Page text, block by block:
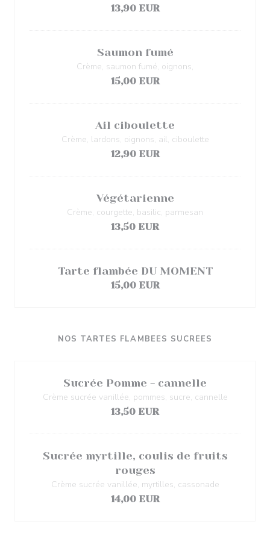
13,90 EUR
Saumon fumé
Crème, saumon fumé, oignons,
15,00 EUR
Ail ciboulette
Crème, lardons, oignons, ail, ciboulette
12,90 EUR
Végétarienne
Crème, courgette, basilic, parmesan
13,50 EUR
Tarte flambée DU MOMENT
15,00 EUR
NOS TARTES FLAMBEES SUCREES
Sucrée Pomme - cannelle
Crème sucrée vanillée, pommes, sucre, cannelle
13,50 EUR
Sucrée myrtille, coulis de fruits
rouges
Crème sucrée vanillée, myrtilles, cassonade
14,00 EUR